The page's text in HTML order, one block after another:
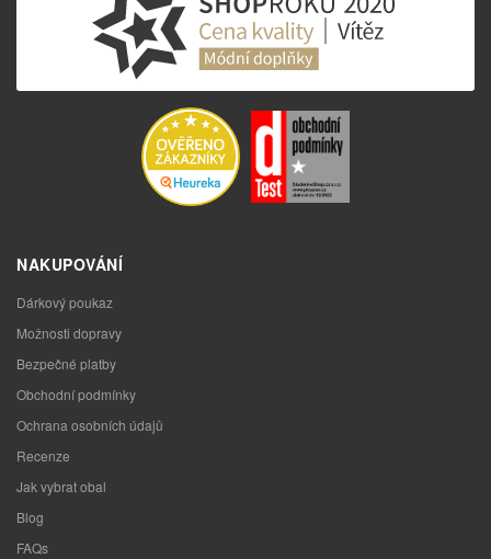
NAKUPOVÁNÍ
Dárkový poukaz
Možnosti dopravy
Bezpečné platby
Obchodní podmínky
Ochrana osobních údajů
Recenze
Jak vybrat obal
Blog
FAQs